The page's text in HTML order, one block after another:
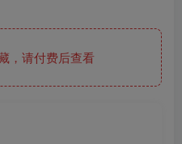
，请付费后查看